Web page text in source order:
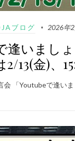
ブログ 2026年
逢いまし
2/13(金)、
会 「Youtubeで逢い